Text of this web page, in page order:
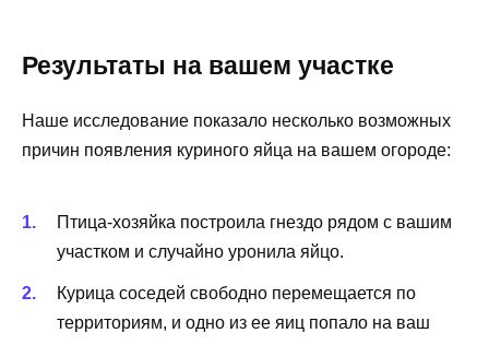
Результаты на вашем участке
Наше исследование показало несколько возможных
причин появления куриного яйца на вашем огороде:
Птица-хозяйка построила гнездо рядом с вашим
участком и случайно уронила яйцо.
Курица соседей свободно перемещается по
территориям, и одно из ее яиц попало на ваш